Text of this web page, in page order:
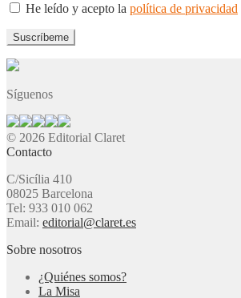
He leído y acepto la política de privacidad
Síguenos
© 2026 Editorial Claret
Contacto
C/Sicília 410
08025 Barcelona
Tel: 933 010 062
Email: editorial@claret.es
Sobre nosotros
¿Quiénes somos?
La Misa